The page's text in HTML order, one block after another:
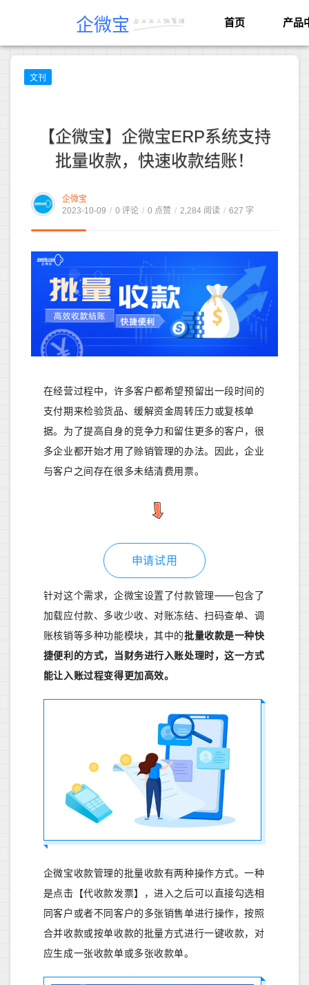
企微宝 首页 产品
文刊
【企微宝】企微宝ERP系统支持
批量收款，快速收款结账！
企微宝
2023-10-09 / 0 评论 / 0 点赞 / 2,284 阅读 / 627 字
在经营过程中，许多客户都希望预留出一段时间的
支付期来检验货品、缓解资金周转压力或复核单
据。为了提高自身的竞争力和留住更多的客户，很
多企业都开始才用了赊销管理的办法。因此，企业
与客户之间存在很多未结清费用票。
申请试用
针对这个需求，企微宝设置了付款管理——包含了
加载应付款、多收少收、对账冻结、扫码查单、调
账核销等多种功能模块，其中的批量收款是一种快
捷便利的方式，当财务进行入账处理时，这一方式
能让入账过程变得更加高效。
企微宝收款管理的批量收款有两种操作方式。一种
是点击【代收款发票】，进入之后可以直接勾选相
同客户或者不同客户的多张销售单进行操作，按照
合并收款或按单收款的批量方式进行一键收款，对
应生成一张收款单或多张收款单。